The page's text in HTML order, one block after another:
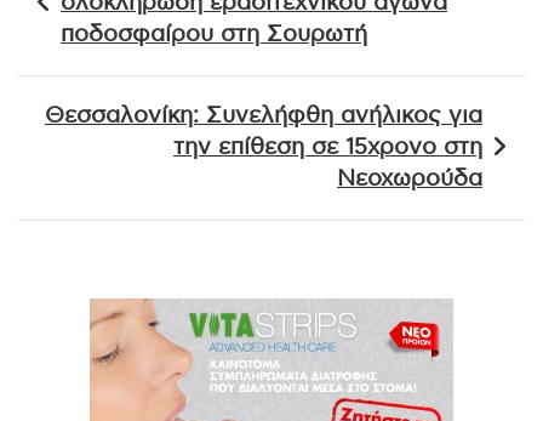
ποδοσφαίρου στη Σουρωτή
Θεσσαλονίκη: Συνελήφθη ανήλικος για
την επίθεση σε 15χρονο στη
Νεοχωρούδα